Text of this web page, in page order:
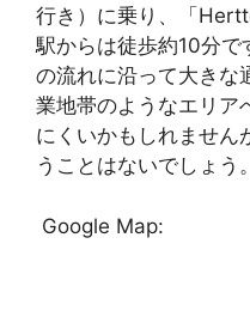
行き）に乗り、「
駅からは徒歩約10分で
の流れに沿って大きな
業地帯のようなエリア
にくいかもしれませ
うことはないでしょう。
Google Map: